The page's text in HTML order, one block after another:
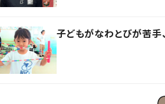
子どもがなわとびが苦